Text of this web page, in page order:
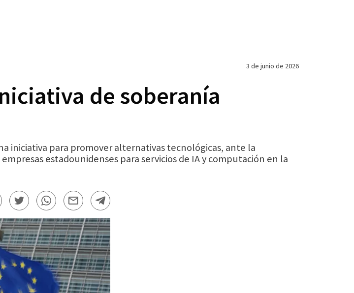
3 de junio de 2026
de soberanía
iniciativa para promover alternativas tecnológicas, ante la
estadounidenses para servicios de IA y computación en la